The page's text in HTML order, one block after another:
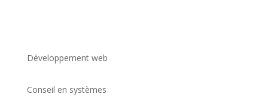
Développement web
Conseil en systèmes